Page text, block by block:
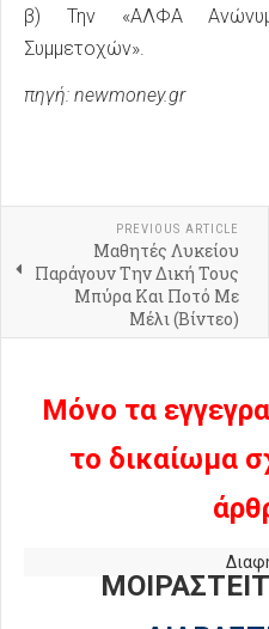
β) Την «ΑΛΦΑ
Συμμετοχών».
πηγή: newmoney.gr
PREVIOUS ARTICLE
Μαθητές Λυκείου
Παράγουν Την Δική Τους
Μπύρα Και Ποτό Με
Μέλι (Βίντεο)
Μόνο τα
το δικαίωμα